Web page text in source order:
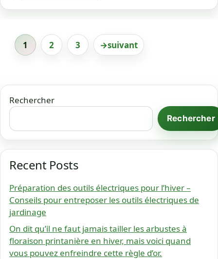
Page
1 Page
2 Page
3 →suivant
Rechercher
Rechercher
Recent Posts
Préparation des outils électriques pour l’hiver –
Conseils pour entreposer les outils électriques de
jardinage
On dit qu’il ne faut jamais tailler les arbustes à
floraison printanière en hiver, mais voici quand
vous pouvez enfreindre cette règle d’or.